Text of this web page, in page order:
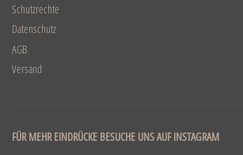
Schutzrechte
Datenschutz
AGB
Versand
FÜR MEHR EINDRÜCKE BESUCHE UNS AUF INSTAGRAM